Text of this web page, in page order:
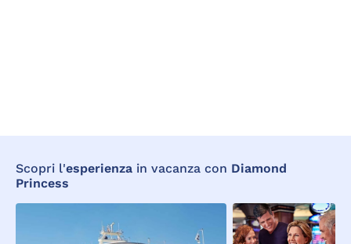
Scopri l'esperienza in vacanza con Diamond
Princess